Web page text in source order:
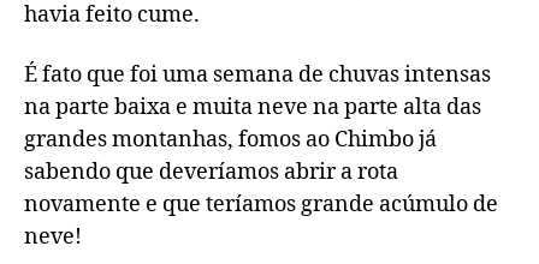
havia feito cume.
É fato que foi uma semana de chuvas intensas
na parte baixa e muita neve na parte alta das
grandes montanhas, fomos ao Chimbo já
sabendo que deveríamos abrir a rota
novamente e que teríamos grande acúmulo de
neve!